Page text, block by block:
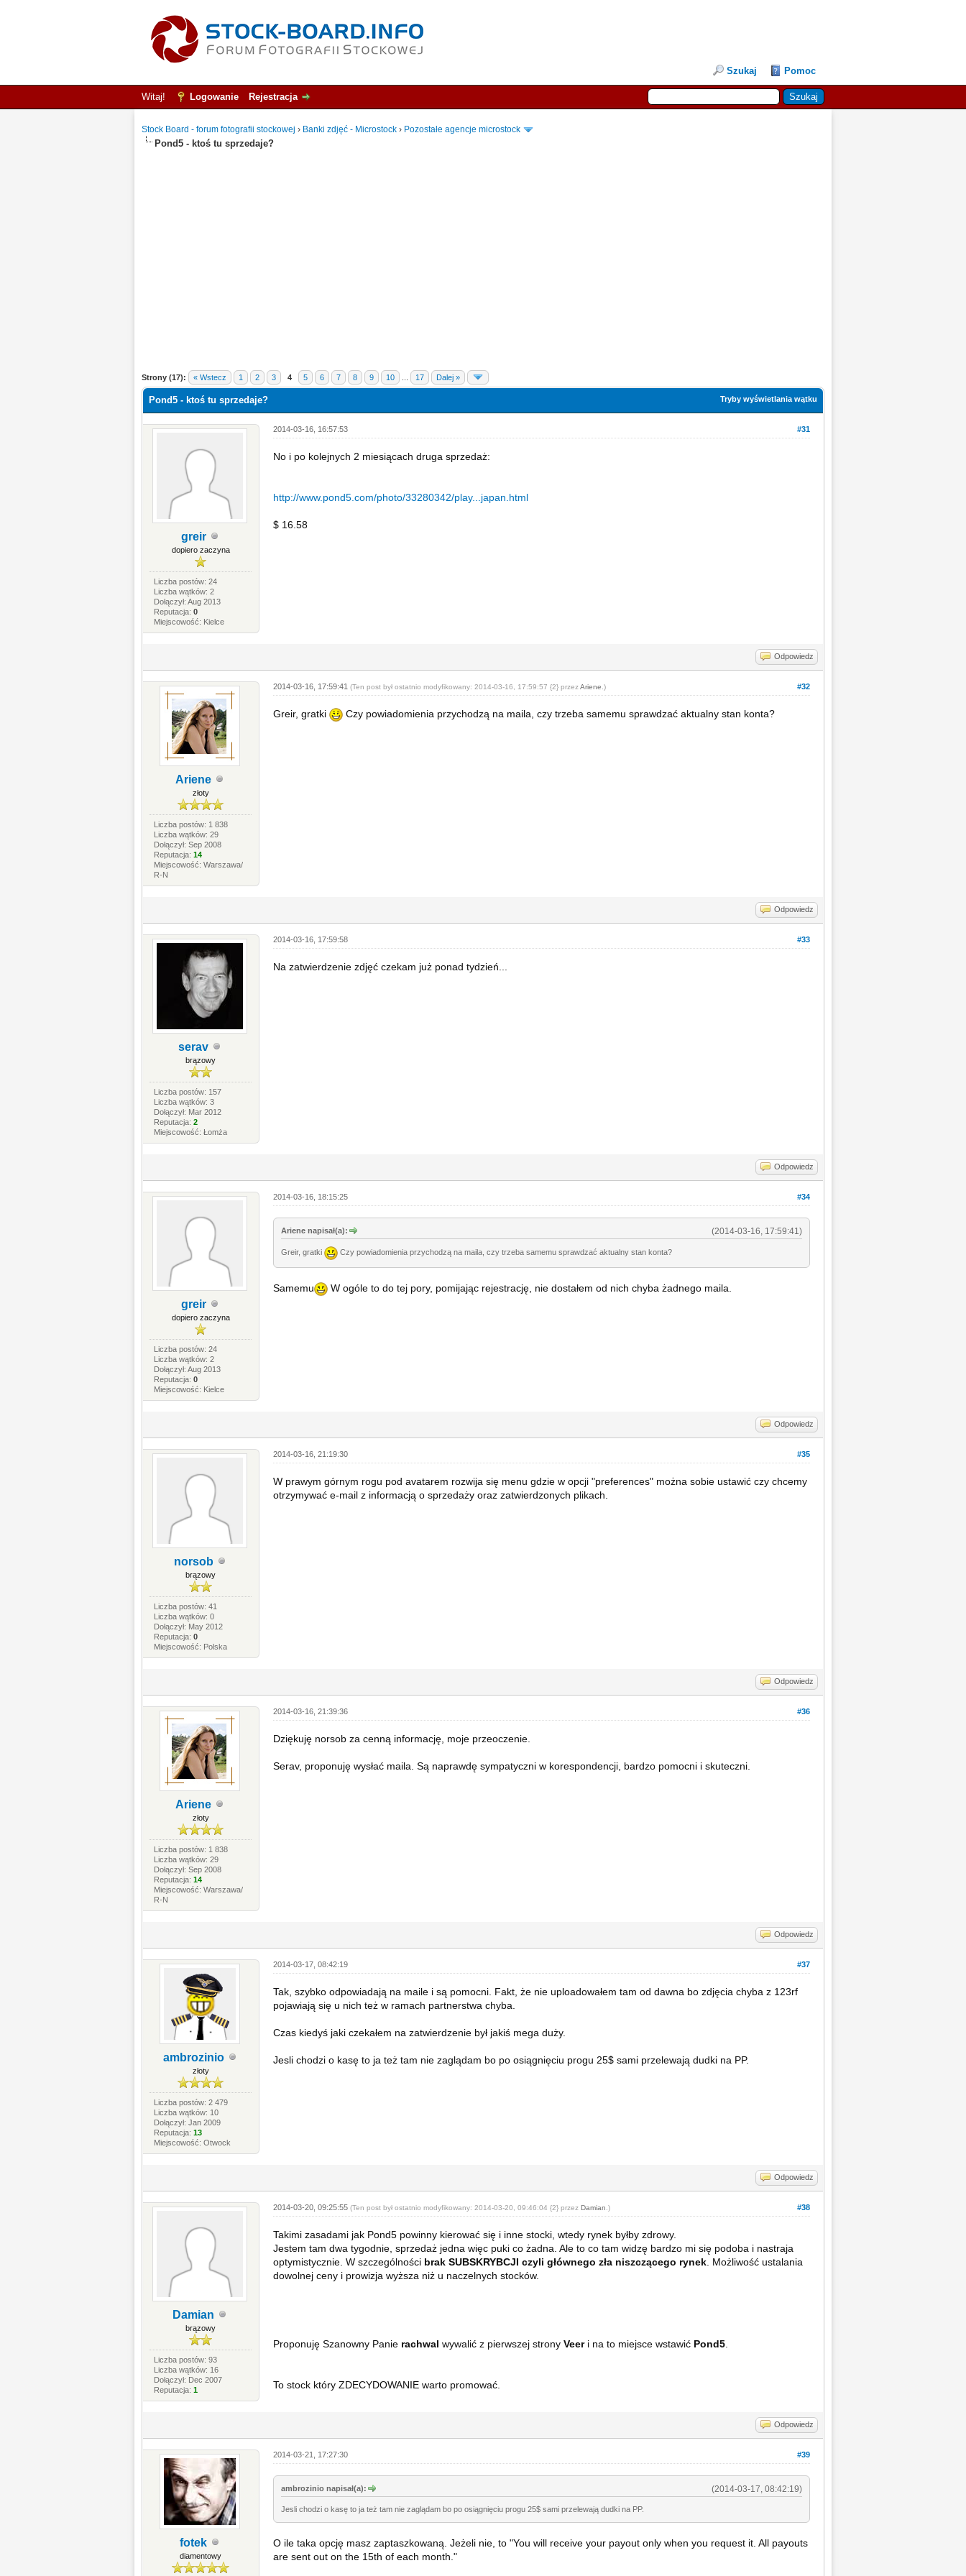
Szukaj Pomoc
Witaj! Logowanie Rejestracja
Stock Board - forum fotografii stockowej › Banki zdjęć - Microstock › Pozostałe agencje microstock
Pond5 - ktoś tu sprzedaje?
Strony (17): « Wstecz 1 2 3 4 5 6 7 8 9 10 17 Dalej »
Tryby wyświetlania wątku
Pond5 - ktoś tu sprzedaje?
greir
dopiero zaczyna
Liczba postów: 24
Liczba wątków: 2
Dołączył: Aug 2013
Reputacja:0
Miejscowość: Kielce
#31
2014-03-16, 16:57:53
No i po kolejnych 2 miesiącach druga sprzedaż:
http://www.pond5.com/photo/33280342/play...japan.html
$ 16.58
Odpowiedz
Ariene
złoty
Liczba postów: 1 838
Liczba wątków: 29
Dołączył: Sep 2008
Reputacja:14
Miejscowość: Warszawa/
R-N
#32
2014-03-16, 17:59:41 (Ten post był ostatnio modyfikowany: 2014-03-16, 17:59:57 {2} przezAriene .)
Greir, gratki Czy powiadomienia przychodzą na maila, czy trzeba samemu sprawdzać aktualny stan konta?
Odpowiedz
serav
brązowy
Liczba postów: 157
Liczba wątków: 3
Dołączył: Mar 2012
Reputacja:2
Miejscowość: Łomża
#33
2014-03-16, 17:59:58
Na zatwierdzenie zdjęć czekam już ponad tydzień...
Odpowiedz
greir
dopiero zaczyna
Liczba postów: 24
Liczba wątków: 2
Dołączył: Aug 2013
Reputacja:0
Miejscowość: Kielce
#34
2014-03-16, 18:15:25
(2014-03-16, 17:59:41)
Ariene napisał(a):
Greir, gratki Czy powiadomienia przychodzą na maila, czy trzeba samemu sprawdzać aktualny stan konta?
Samemu W ogóle to do tej pory, pomijając rejestrację, nie dostałem od nich chyba żadnego maila.
Odpowiedz
norsob
brązowy
Liczba postów: 41
Liczba wątków: 0
Dołączył: May 2012
Reputacja:0
Miejscowość: Polska
#35
2014-03-16, 21:19:30
W prawym górnym rogu pod avatarem rozwija się menu gdzie w opcji "preferences" można sobie ustawić czy chcemy
otrzymywać e-mail z informacją o sprzedaży oraz zatwierdzonych plikach.
Odpowiedz
Ariene
złoty
Liczba postów: 1 838
Liczba wątków: 29
Dołączył: Sep 2008
Reputacja:14
Miejscowość: Warszawa/
R-N
#36
2014-03-16, 21:39:36
Dziękuję norsob za cenną informację, moje przeoczenie.
Serav, proponuję wysłać maila. Są naprawdę sympatyczni w korespondencji, bardzo pomocni i skuteczni.
Odpowiedz
ambrozinio
złoty
Liczba postów: 2 479
Liczba wątków: 10
Dołączył: Jan 2009
Reputacja:13
Miejscowość: Otwock
#37
2014-03-17, 08:42:19
Tak, szybko odpowiadają na maile i są pomocni. Fakt, że nie uploadowałem tam od dawna bo zdjęcia chyba z 123rf
pojawiają się u nich też w ramach partnerstwa chyba.
Czas kiedyś jaki czekałem na zatwierdzenie był jakiś mega duży.
Jesli chodzi o kasę to ja też tam nie zaglądam bo po osiągnięciu progu 25$ sami przelewają dudki na PP.
Odpowiedz
Damian
brązowy
Liczba postów: 93
Liczba wątków: 16
Dołączył: Dec 2007
Reputacja:1
#38
2014-03-20, 09:25:55 (Ten post był ostatnio modyfikowany: 2014-03-20, 09:46:04 {2} przez Damian .)
Takimi zasadami jak Pond5 powinny kierować się i inne stocki, wtedy rynek byłby zdrowy.
Jestem tam dwa tygodnie, sprzedaż jedna więc puki co żadna. Ale to co tam widzę bardzo mi się podoba i nastraja
optymistycznie. W szczególności brak SUBSKRYBCJI czyli głównego zła niszczącego rynek. Możliwość ustalania
dowolnej ceny i prowizja wyższa niż u naczelnych stocków.
Proponuję Szanowny Panie rachwal wywalić z pierwszej strony Veeri na to miejsce wstawićPond5.
To stock który ZDECYDOWANIE warto promować.
Odpowiedz
fotek
diamentowy
#39
2014-03-21, 17:27:30
(2014-03-17, 08:42:19)
ambrozinio napisał(a):
Jesli chodzi o kasę to ja też tam nie zaglądam bo po osiągnięciu progu 25$ sami przelewają dudki na PP.
O ile taka opcję masz zaptaszkowaną. Jeżeli nie, to "You will receive your payout only when you request it. All payouts
are sent out on the 15th of each month."